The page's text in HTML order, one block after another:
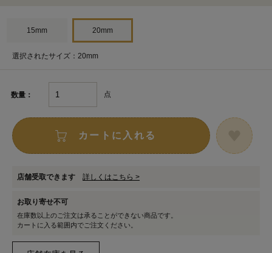
15mm 20mm
選択されたサイズ：20mm
数量： 点
カートに入れる
店舗受取できます 詳しくはこちら >
お取り寄せ不可
在庫数以上のご注文は承ることができない商品です。
カートに入る範囲内でご注文ください。